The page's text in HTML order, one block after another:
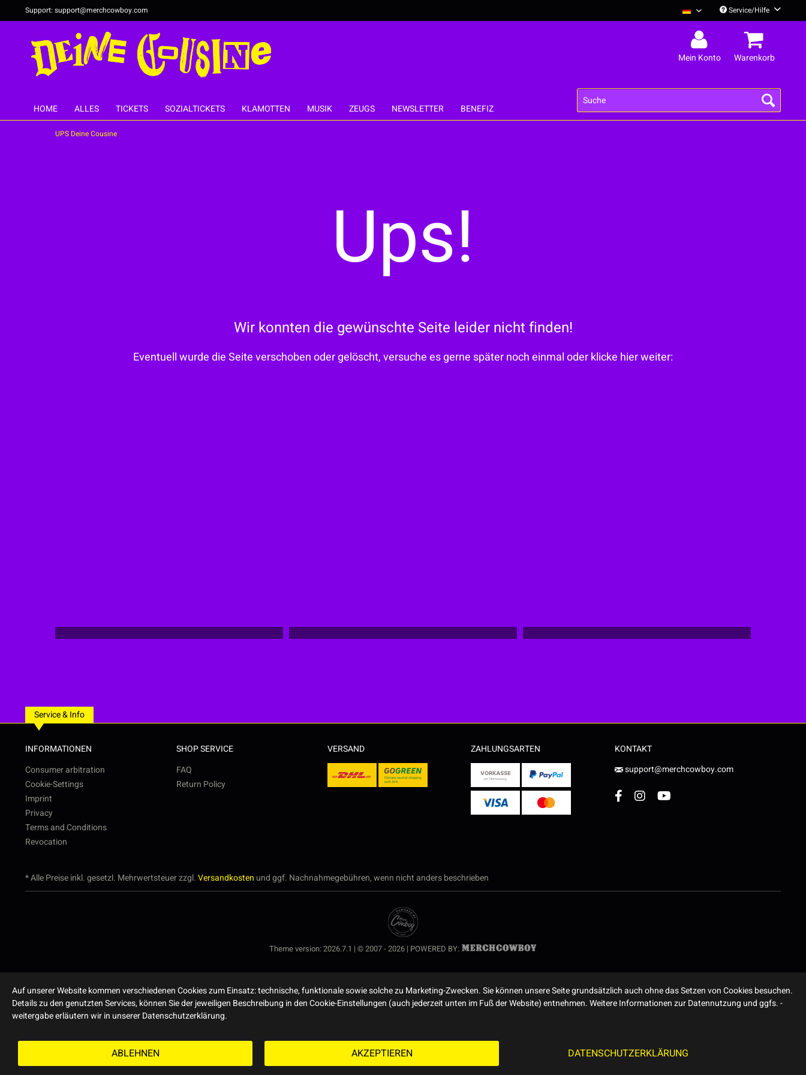
Support: support@merchcowboy.com Deine Cousine Englisch
Service/Hilfe
Mein Konto Warenkorb
HOME ALLES TICKETS SOZIALTICKETS KLAMOTTEN MUSIK ZEUGS NEWSLETTER BENEFIZ
UPS Deine Cousine
Ups!
Wir konnten die gewünschte Seite leider nicht finden!
Eventuell wurde die Seite verschoben oder gelöscht, versuche es gerne später noch einmal oder klicke hier weiter:
Service & Info
INFORMATIONEN
Consumer arbitration
Cookie-Settings
Imprint
Privacy
Terms and Conditions
Revocation
SHOP SERVICE
FAQ
Return Policy
VERSAND ZAHLUNGSARTEN
KONTAKT
support@merchcowboy.com
* Alle Preise inkl. gesetzl. Mehrwertsteuer zzgl.Versandkosten und ggf. Nachnahmegebühren, wenn nicht anders beschrieben
Theme version: 2026.7.1 | © 2007 - 2026 | POWERED BY:
Auf unserer Website kommen verschiedenen Cookies zum Einsatz: technische, funktionale sowie solche zu Marketing-Zwecken. Sie können unsere Seite grundsätzlich auch ohne das Setzen von Cookies besuchen.
Details zu den genutzten Services, können Sie der jeweiligen Beschreibung in den Cookie-Einstellungen (auch jederzeit unten im Fuß der Website) entnehmen. Weitere Informationen zur Datennutzung und ggfs. -
weitergabe erläutern wir in unserer Datenschutzerklärung.
ABLEHNEN AKZEPTIEREN DATENSCHUTZERKLÄRUNG